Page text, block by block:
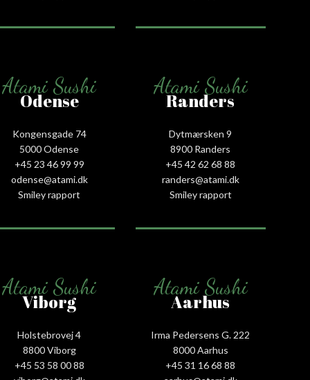
Atami Sushi
Odense
Kongensgade 74
5000 Odense
+45 23 46 99 99
odense@atami.dk
Smiley rapport
Atami Sushi
Randers
Dytmærsken 9
8900 Randers
+45 42 62 68 88
randers@atami.dk
Smiley rapport
Atami Sushi
Viborg
Holstebrovej 4
8800 Viborg
+45 53 58 00 88
Atami Sushi
Aarhus
Irma Pedersens G. 222
8000 Aarhus
+45 31 16 68 88